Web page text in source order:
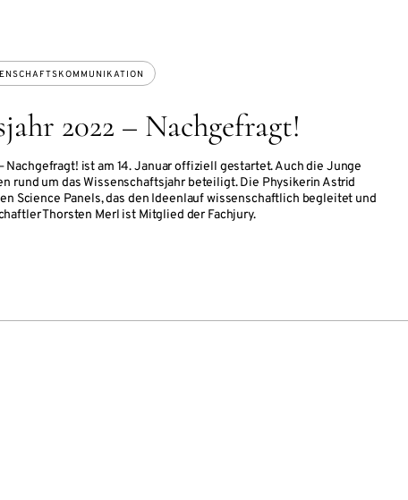
2022 – Nachgefragt!
Nachgefragt! ist am 14. Januar offiziell gestartet. Auch die Junge
rund um das Wissenschaftsjahr beteiligt. Die Physikerin Astrid
Science Panels, das den Ideenlauf wissenschaftlich begleitet und
Thorsten Merl ist Mitglied der Fachjury.